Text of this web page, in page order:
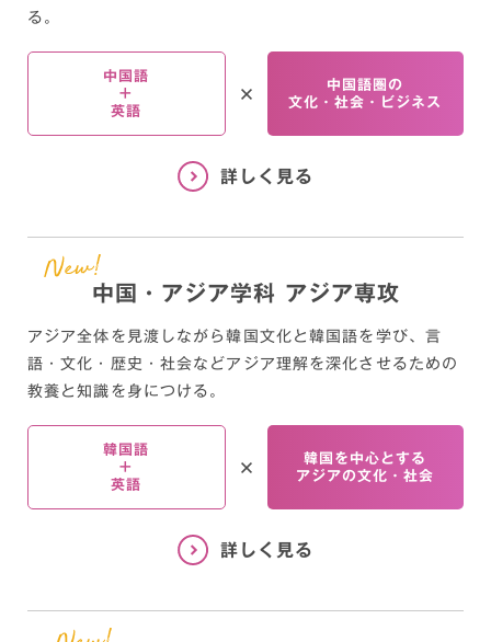
る。
中国語
+
英語
中国語圏の
文化・社会・ビジネス
中国・アジア学科 アジア専攻
アジア全体を見渡しながら韓国文化と韓国語を学び、 言
語・文化・歴史・社会などアジア理解を深化させるための
教養と知識を身につける。
韓国語
+
英語
韓国を中心とする
アジアの文化・社会